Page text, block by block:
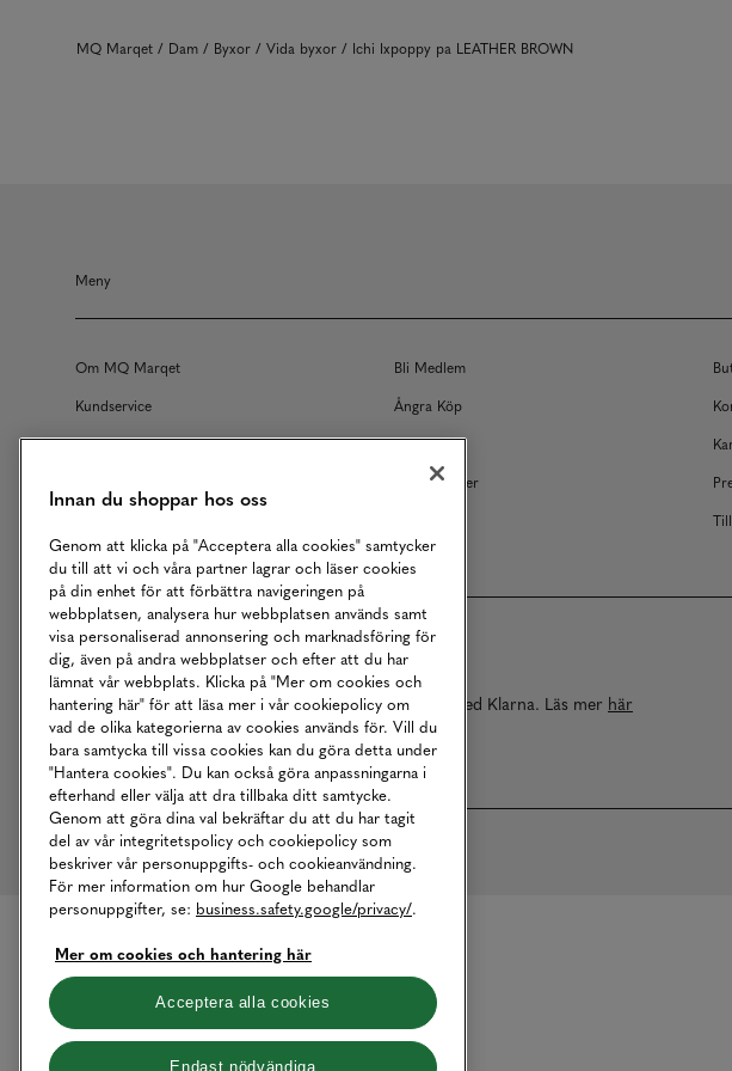
MQ Marqet Dam Byxor Vida byxor Ichi Ixpoppy pa LEATHER BROWN
Meny
Om MQ Marqet Bli Medlem
Kundservice
Ångra Köp
Returer
Köpvillkor
Våra Tjänster
Betalningar online sköts i samarbete med Klarna. Läs mer här
Innan du shoppar hos oss
Genom att klicka på "Acceptera alla cookies" samtycker
du till att vi och våra partner lagrar och läser cookies
på din enhet för att förbättra navigeringen på
webbplatsen, analysera hur webbplatsen används samt
visa personaliserad annonsering och marknadsföring för
dig, även på andra webbplatser och efter att du har
lämnat vår webbplats. Klicka på "Mer om cookies och
hantering här" för att läsa mer i vår cookiepolicy om
vad de olika kategorierna av cookies används för. Vill du
bara samtycka till vissa cookies kan du göra detta under
"Hantera cookies". Du kan också göra anpassningarna i
efterhand eller välja att dra tillbaka ditt samtycke.
Genom att göra dina val bekräftar du att du har tagit
del av vår integritetspolicy och cookiepolicy som
beskriver vår personuppgifts- och cookieanvändning.
För mer information om hur Google behandlar
personuppgifter, se: business.safety.google/privacy/.
Mer om cookies och hantering här
Acceptera alla cookies
Endast nödvändiga